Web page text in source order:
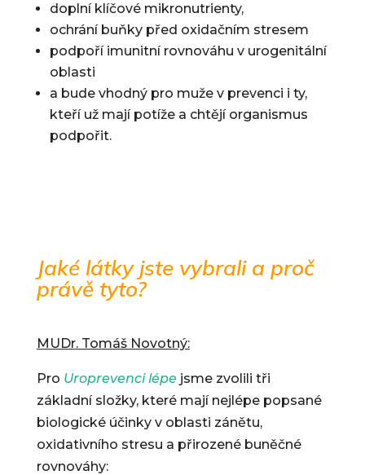
doplní klíčové mikronutrienty,
ochrání buňky před oxidačním stresem
podpoří imunitní rovnováhu v urogenitální
oblasti
a bude vhodný pro muže v prevenci i ty,
kteří už mají potíže a chtějí organismus
podpořit.
Jaké látky jste vybrali a proč
právě tyto?
MUDr. Tomáš Novotný:
Pro Uroprevenci lépejsme zvolili tři
základní složky, které mají nejlépe popsané
biologické účinky v oblasti zánětu,
oxidativního stresu a přirozené buněčné
rovnováhy: